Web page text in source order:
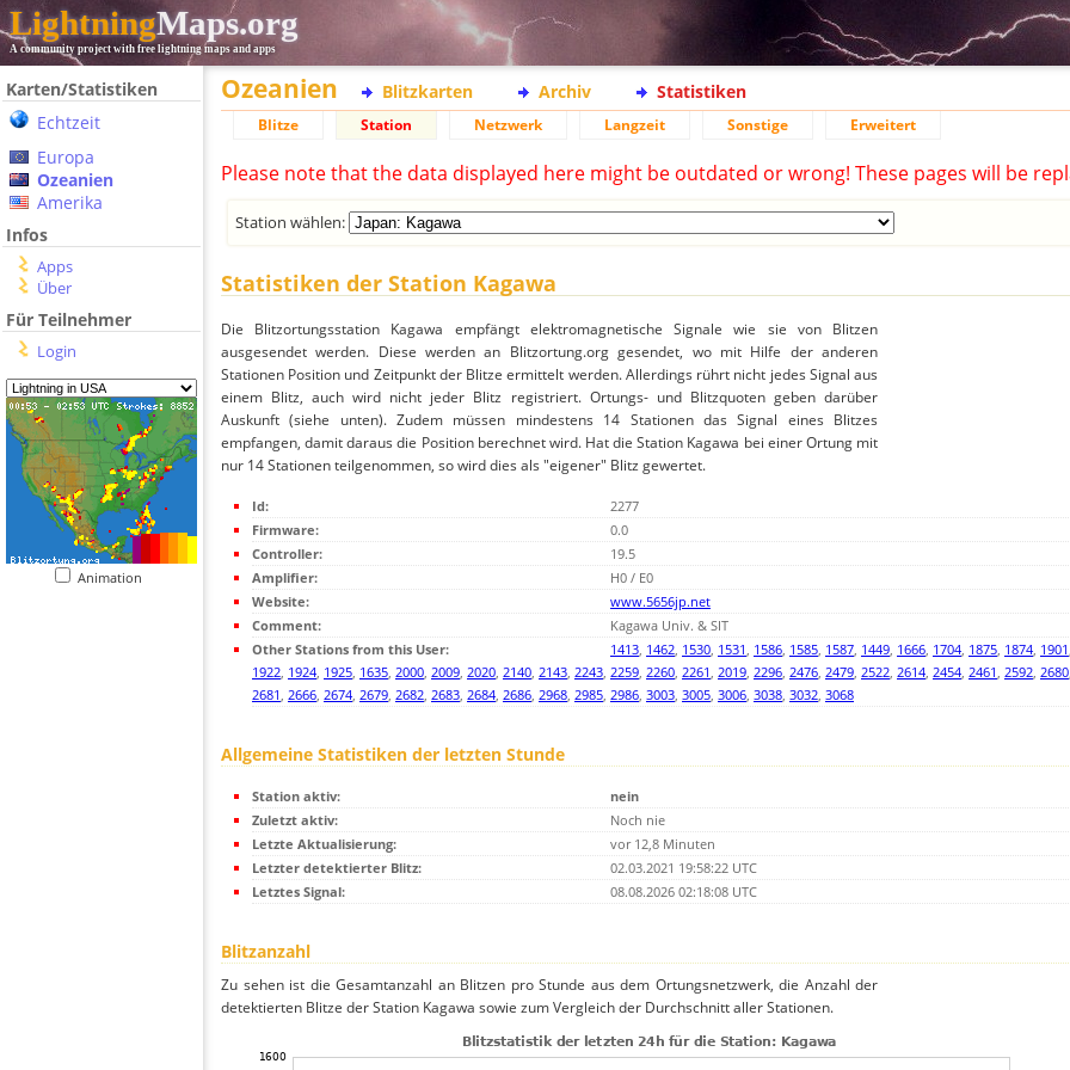
LightningMaps.org
A community project with free lightning maps and apps
Karten/Statistiken
Echtzeit
Europa
Ozeanien
Amerika
Infos
Apps
Über
Für Teilnehmer
Login
Animation
Ozeanien Blitzkarten Archiv Statistiken
Blitze Station Netzwerk Langzeit Sonstige Erweitert
Please note that the data displayed here might be outdated or wrong! These pages will be
Station wählen:
Statistiken der Station Kagawa
Die Blitzortungsstation Kagawa empfängt elektromagnetische Signale wie sie von Blitzen
ausgesendet werden. Diese werden an Blitzortung.org gesendet, wo mit Hilfe der anderen
Stationen Position und Zeitpunkt der Blitze ermittelt werden. Allerdings rührt nicht jedes Signal aus
einem Blitz, auch wird nicht jeder Blitz registriert. Ortungs- und Blitzquoten geben darüber
Auskunft (siehe unten). Zudem müssen mindestens 14 Stationen das Signal eines Blitzes
empfangen, damit daraus die Position berechnet wird. Hat die Station Kagawa bei einer Ortung mit
nur 14 Stationen teilgenommen, so wird dies als "eigener" Blitz gewertet.
Id:
2277
Firmware:
0.0
Controller:
19.5
Amplifier:
H0 / E0
Website:
www.5656jp.net
Comment:
Kagawa Univ. & SIT
Other Stations from this User:
1413, 1462, 1530, 1531, 1586, 1585, 1587, 1449, 1666, 1704, 1875, 1874, 1901
1922, 1924, 1925, 1635, 2000, 2009, 2020, 2140, 2143, 2243, 2259, 2260, 2261, 2019, 2296, 2476, 2479, 2522, 2614, 2454, 2461, 2592, 2680
2681, 2666, 2674, 2679, 2682, 2683, 2684, 2686, 2968, 2985, 2986, 3003, 3005, 3006, 3038, 3032, 3068
Allgemeine Statistiken der letzten Stunde
Station aktiv:
nein
Zuletzt aktiv:
Noch nie
Letzte Aktualisierung:
vor 12,8 Minuten
Letzter detektierter Blitz:
02.03.2021 19:58:22 UTC
Letztes Signal:
08.08.2026 02:18:08 UTC
Blitzanzahl
Zu sehen ist die Gesamtanzahl an Blitzen pro Stunde aus dem Ortungsnetzwerk, die Anzahl der
detektierten Blitze der Station Kagawa sowie zum Vergleich der Durchschnitt aller Stationen.